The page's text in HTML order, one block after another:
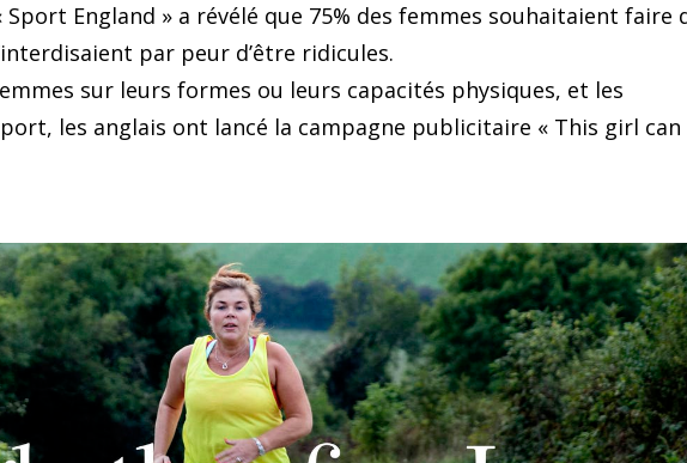
England » a révélé que 75% des femmes souhaitaient faire
par peur d’être ridicules.
sur leurs formes ou leurs capacités physiques, et les
les anglais ont lancé la campagne publicitaire « This girl can